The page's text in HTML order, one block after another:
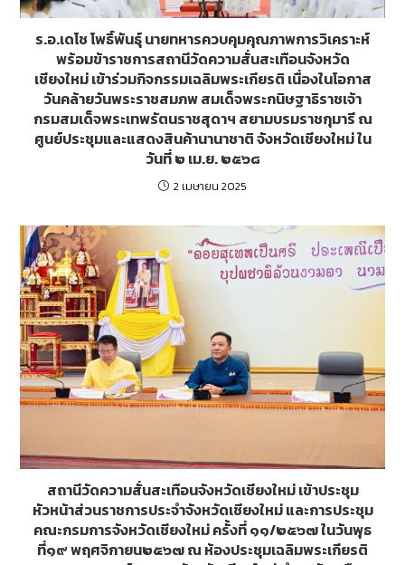
ร.อ.เดโช โพธิ์พันธุ์ นายทหารควบคุมคุณภาพการวิเคราะห์
พร้อมข้าราชการสถานีวัดความสั่นสะเทือนจังหวัด
เชียงใหม่ เข้าร่วมกิจกรรมเฉลิมพระเกียรติ เนื่องในโอกาส
วันคล้ายวันพระราชสมภพ สมเด็จพระกนิษฐาธิราชเจ้า
กรมสมเด็จพระเทพรัตนราชสุดาฯ สยามบรมราชกุมารี ณ
ศูนย์ประชุมและแสดงสินค้านานาชาติ จังหวัดเชียงใหม่ ใน
วันที่ ๒ เม.ย. ๒๕๖๘
2 เมษายน 2025
สถานีวัดความสั่นสะเทือนจังหวัดเชียงใหม่ เข้าประชุม
หัวหน้าส่วนราชการประจำจังหวัดเชียงใหม่ และการประชุม
คณะกรมการจังหวัดเชียงใหม่ ครั้งที่ ๑๑/๒๕๖๗ ในวันพุธ
ที่๑๙ พฤศจิกายน๒๕๖๗ ณ ห้องประชุมเฉลิมพระเกียรติ